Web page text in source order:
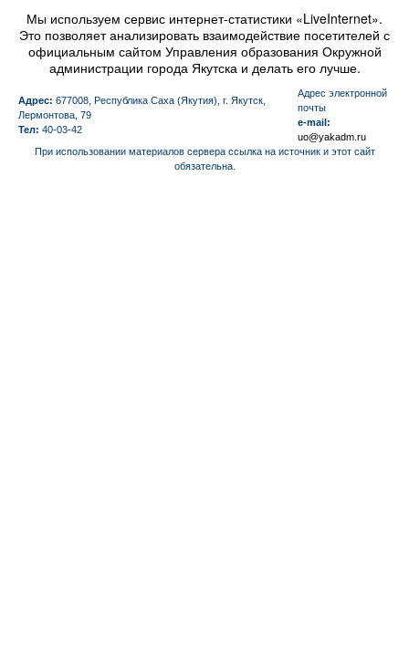
Мы используем сервис интернет-статистики «LiveInternet».
Это позволяет анализировать взаимодействие посетителей с
официальным сайтом Управления образования Окружной
администрации города Якутска и делать его лучше.
Адрес: 677008, Республика Саха (Якутия), г. Якутск,
Лермонтова, 79
Тел: 40-03-42
Aдрес электронной
почты
e-mail:
uo@yakadm.ru
При использовании материалов сервера ссылка на источник и этот сайт
обязательна.